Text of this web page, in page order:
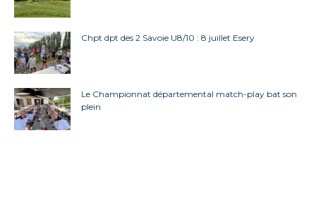
Chpt dpt des 2 Savoie U8/10 : 8 juillet Esery
Le Championnat départemental match-play bat son
plein